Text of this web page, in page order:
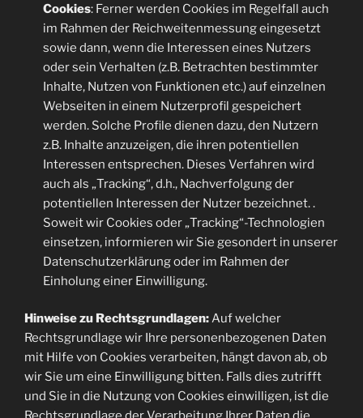
Cookies: Ferner werden Cookies im Regelfall auch
im Rahmen der Reichweitenmessung eingesetzt
sowie dann, wenn die Interessen eines Nutzers
oder sein Verhalten (z.B. Betrachten bestimmter
Inhalte, Nutzen von Funktionen etc.) auf einzelnen
Webseiten in einem Nutzerprofil gespeichert
werden. Solche Profile dienen dazu, den Nutzern
z.B. Inhalte anzuzeigen, die ihren potentiellen
Interessen entsprechen. Dieses Verfahren wird
auch als „Tracking“, d.h., Nachverfolgung der
potentiellen Interessen der Nutzer bezeichnet. .
Soweit wir Cookies oder „Tracking“-Technologien
einsetzen, informieren wir Sie gesondert in unserer
Datenschutzerklärung oder im Rahmen der
Einholung einer Einwilligung.
Hinweise zu Rechtsgrundlagen:Auf welcher
Rechtsgrundlage wir Ihre personenbezogenen Daten
mit Hilfe von Cookies verarbeiten, hängt davon ab, ob
wir Sie um eine Einwilligung bitten. Falls dies zutrifft
und Sie in die Nutzung von Cookies einwilligen, ist die